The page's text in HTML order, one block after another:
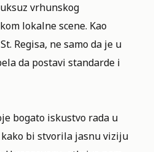
vrhunskog
lokalne scene. Kao
Regisa, ne samo da je u
da postavi standarde i
bogato iskustvo rada u
bi stvorila jasnu viziju